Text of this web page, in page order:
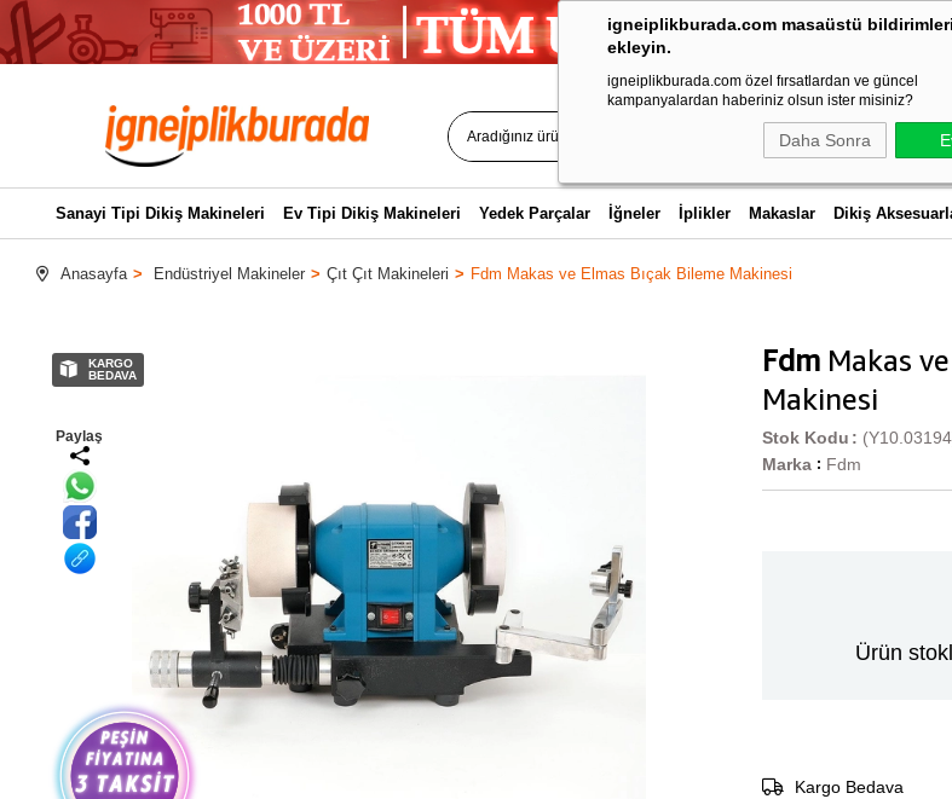
igneiplikburada.com masaüstü
ekleyin.
igneiplikburada.com özel fırsatlardan ve güncel
kampanyalardan haberiniz olsun ister misiniz?
Daha Sonra
Sanayi Tipi Dikiş Makineleri Ev Tipi Dikiş Makineleri Yedek Parçalar İğneler İplikler Makaslar Dikiş
Anasayfa Endüstriyel Makineler Çıt Çıt Makineleri Fdm Makas ve Elmas Bıçak Bileme Makinesi
KARGO
BEDAVA
Paylaş
Fdm Makas
Makinesi
Stok Kodu
Marka : Fdm
Ürün
Kargo Bedava